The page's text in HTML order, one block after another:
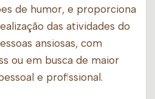
de humor, e proporciona
das atividades do
ansiosas, com
ou em busca de maior
e profissional.